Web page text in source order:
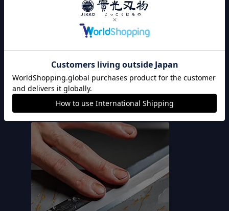
アフターフォロー
實光の研ぎ修理は、簡単な刃先だけの研ぎではありませ
構造から修理させて頂きます。歪みなどの調整も可能な
ため、包丁を10年、20年と長くご使用していただけま
す。